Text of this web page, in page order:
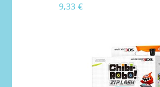
9,33 €